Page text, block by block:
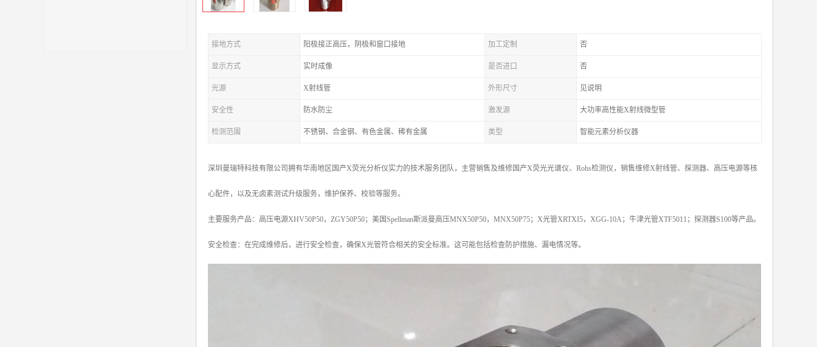
接地方式 阳极接正高压，阴极和窗口接地 加工定制 否
显示方式 实时成像 是否进口 否
光源 X射线管 外形尺寸 见说明
安全性 防水防尘 激发源 大功率高性能X射线微型管
检测范围 不锈钢、合金钢、有色金属、稀有金属 类型 智能元素分析仪器
深圳曼瑞特科技有限公司拥有华南地区国产X荧光分析仪实力的技术服务团队，主营销售及维修国产X荧光光谱仪、Rohs检测仪，销售维修X射线管、探测器、高压电源等核
心配件，以及无卤素测试升级服务，维护保养、校验等服务。
主要服务产品：高压电源XHV50P50，ZGY50P50；美国Spellman斯派曼高压MNX50P50，MNX50P75；X光管XRTXI5，XGG-10A；牛津光管XTF5011；探测器S100等产品。
安全检查：在完成维修后，进行安全检查，确保X光管符合相关的安全标准。这可能包括检查防护措施、漏电情况等。